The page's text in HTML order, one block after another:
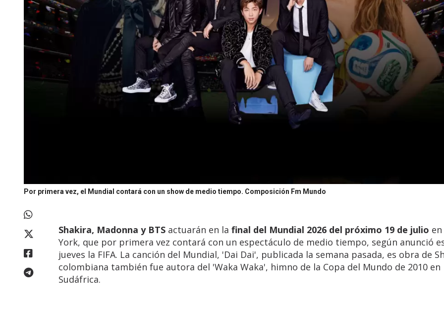
Por primera vez, el Mundial contará con un show de medio tiempo. Composición Fm Mundo
Shakira, Madonna y BTS actuarán en la final del Mundial 2026 del próximo 19 de julio
York, que por primera vez contará con un espectáculo de medio tiempo, según anunció
jueves la FIFA. La canción del Mundial, 'Dai Dai', publicada la semana pasada, es obra de
colombiana también fue autora del 'Waka Waka', himno de la Copa del Mundo de 2010 en
Sudáfrica.